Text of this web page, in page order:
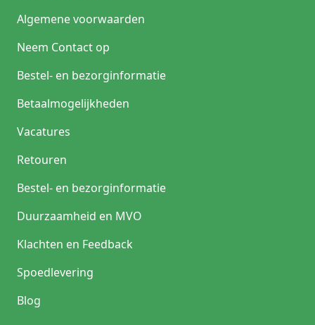
Algemene voorwaarden
Neem Contact op
Bestel- en bezorginformatie
Betaalmogelijkheden
Vacatures
Retouren
Bestel- en bezorginformatie
Duurzaamheid en MVO
Klachten en Feedback
Spoedlevering
Blog